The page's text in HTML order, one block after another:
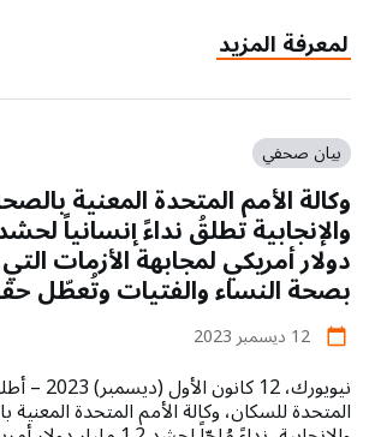
لمعرفة المزيد
about
يكشف
تقرير
صادر
عن
صندوق
الأمم
المتحدة
للسكان
أنّ
التقدّم
المحرز
على
مدى
بيان صحفي
وكالة الأمم المتحدة المعنية
دولار أمريكي لمجابهة الأزمات
بصحة النساء والفتيات وتُعطّل
calendar_today 12 ديسمبر 2023
نيويورك،
المتحدة للسكان، وكالة الأمم المتحدة